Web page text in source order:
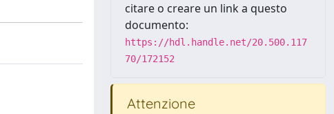
citare o creare un link a questo
documento:
https://hdl.handle.net/20.500.117
70/172152
Attenzione